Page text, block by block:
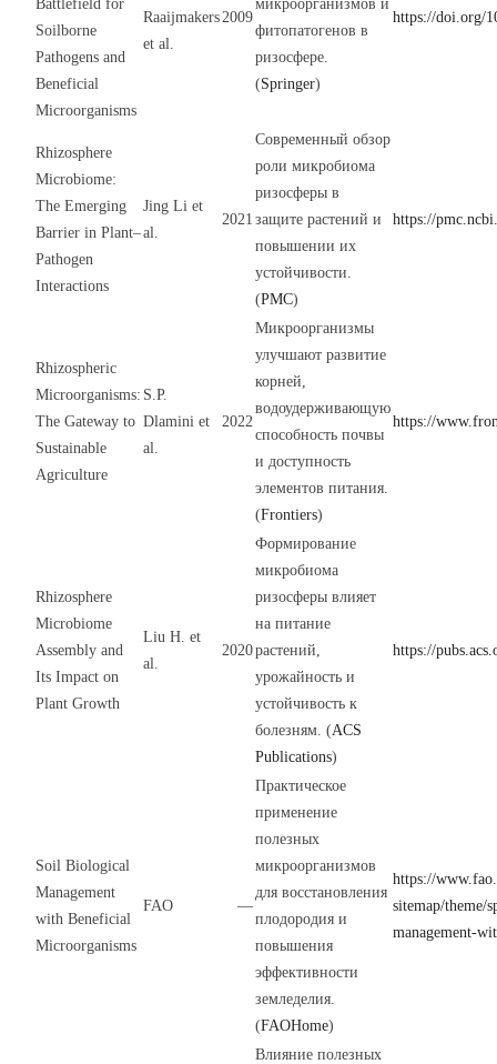
Battlefield for
Soilborne
Pathogens and
Beneficial
Microorganisms
Raaijmakers
et al.
2009
микроорганизмов и
фитопатогенов в
ризосфере.
(Springer)
https://doi.org/
Rhizosphere
Microbiome:
The Emerging
Barrier in Plant–
Pathogen
Interactions
Jing Li et
al.
2021
Современный обзор
роли микробиома
ризосферы в
защите растений и
повышении их
устойчивости.
(PMC)
https://
Rhizospheric
Microorganisms:
The Gateway to
Sustainable
Agriculture
S.P.
Dlamini et
al.
2022
Микроорганизмы
улучшают развитие
корней,
водоудерживающую
способность почвы
и доступность
элементов питания.
(Frontiers)
https://
Rhizosphere
Microbiome
Assembly and
Its Impact on
Plant Growth
Liu H. et
al.
2020
Формирование
микробиома
ризосферы влияет
на питание
растений,
урожайность и
устойчивость к
болезням. (ACS
Publications)
https://
Soil Biological
Management
with Beneficial
Microorganisms
FAO —
Практическое
применение
полезных
микроорганизмов
для восстановления
плодородия и
повышения
эффективности
земледелия.
(FAOHome)
https://
sitemap/theme/
management-
Влияние полезных